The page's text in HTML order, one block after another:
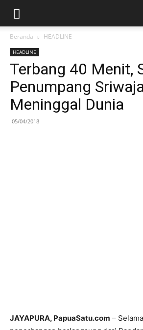
Beranda HEADLINE
HEADLINE
Terbang 40 Menit,
Penumpang
Meninggal Dunia
05/04/2018
JAYAPURA, PapuaSatu.com –